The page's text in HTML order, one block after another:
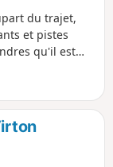
du trajet,
et pistes
qu'il est
Arlon ! La
à l'écart des